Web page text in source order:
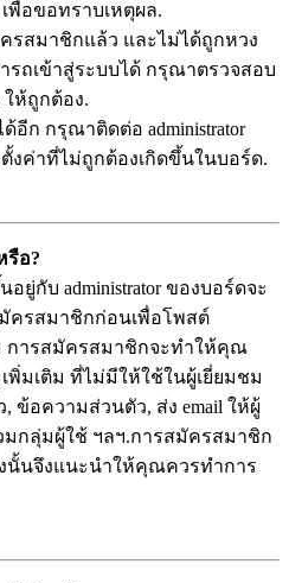
เพื่อขอทราบเหตุผล.
สมาชิกแล้ว และไม่ได้ถูกหวง
ถเข้าสู่ระบบได้ กรุณาตรวจสอบ
ให้ถูกต้อง.
อีก กรุณาติดต่อ administrator
งค่าที่ไม่ถูกต้องเกิดขึ้นในบอร์ด.
รือ?
ยู่กับ administrator ของบอร์ดจะ
ครสมาชิกก่อนเพื่อโพสต์
การสมัครสมาชิกจะทำให้คุณ
มเติม ที่ไม่มีให้ใช้ในผู้เยี่ยมชม
ข้อความส่วนตัว, ส่ง email ให้ผู้
มกลุ่มผู้ใช้ ฯลฯ.การสมัครสมาชิก
งนั้นจึงแนะนำให้คุณควรทำการ